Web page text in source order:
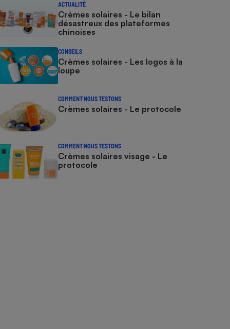
ACTUALITÉ
Crèmes solaires - Le bilan
désastreux des plateformes
chinoises
CONSEILS
Crèmes solaires - Les logos à la
loupe
COMMENT NOUS TESTONS
Crèmes solaires - Le protocole
COMMENT NOUS TESTONS
Crèmes solaires visage - Le
protocole